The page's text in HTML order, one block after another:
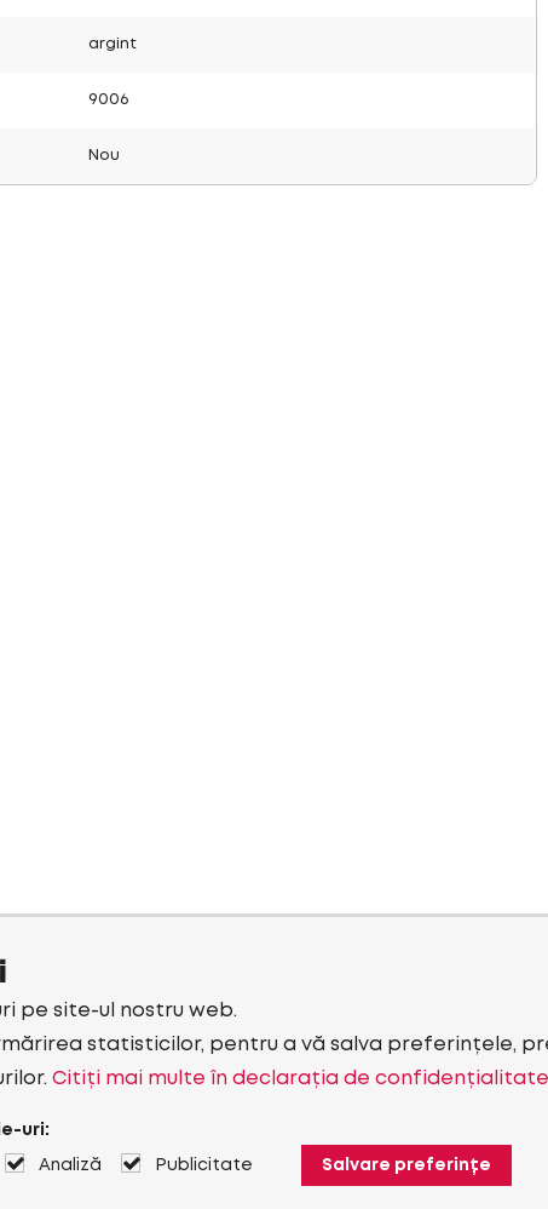
argint
9006
Nou
pe site-ul nostru web.
statisticilor, pentru a vă salva preferințele,
Citiți mai multe în declarația de confidențialitate
uri:
Analiză Publicitate Salvare preferințe